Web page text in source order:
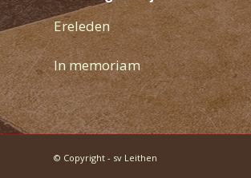
Ereleden
In memoriam
© Copyright - sv Leithen